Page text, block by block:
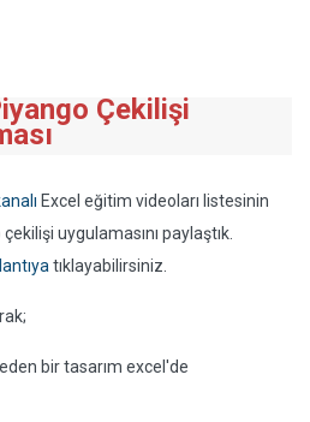
Çekilişi
Excel eğitim videoları listesinin
uygulamasını paylaştık.
tıklayabilirsiniz.
bir tasarım excel'de